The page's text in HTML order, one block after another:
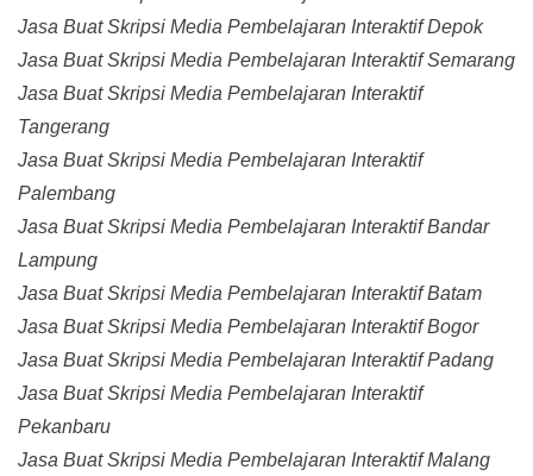
Jasa Buat Skripsi Media Pembelajaran Interaktif Depok
Jasa Buat Skripsi Media Pembelajaran Interaktif Semarang
Jasa Buat Skripsi Media Pembelajaran Interaktif
Tangerang
Jasa Buat Skripsi Media Pembelajaran Interaktif
Palembang
Jasa Buat Skripsi Media Pembelajaran Interaktif Bandar
Lampung
Jasa Buat Skripsi Media Pembelajaran Interaktif Batam
Jasa Buat Skripsi Media Pembelajaran Interaktif Bogor
Jasa Buat Skripsi Media Pembelajaran Interaktif Padang
Jasa Buat Skripsi Media Pembelajaran Interaktif
Pekanbaru
Jasa Buat Skripsi Media Pembelajaran Interaktif Malang